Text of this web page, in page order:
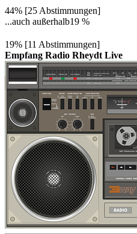
44% [25 Abstimmungen]
...auch außerhalb19 %
19% [11 Abstimmungen]
Empfang Radio Rheydt Live